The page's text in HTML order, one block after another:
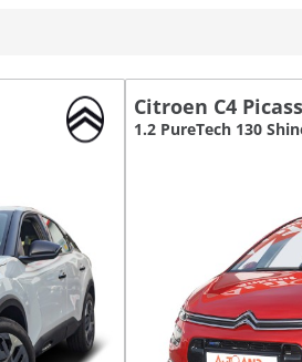
Citroen C4
1.2 PureTech 130